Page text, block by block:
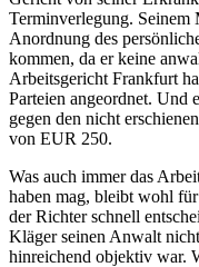
Terminverlegung. Seinem
Anordnung des
kommen, da er keine
Arbeitsgericht Frankfurt
Parteien angeordnet. Und
gegen den nicht
von EUR 250.
Was auch immer das
haben mag, bleibt wohl
der Richter schnell
Kläger seinen Anwalt
hinreichend objektiv war.